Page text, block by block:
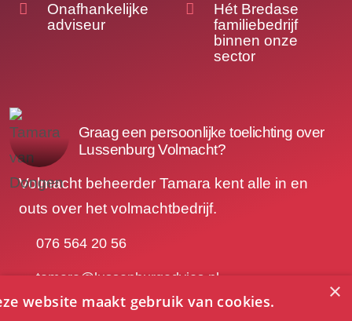
Onafhankelijke
adviseur
Hét Bredase
familiebedrijf
binnen onze
sector
Graag een persoonlijke toelichting over
Lussenburg Volmacht?
Volmacht beheerder Tamara kent alle in en
outs over het volmachtbedrijf.
076 564 20 56
tamara@lussenburgadvies.nl
×
website maakt gebruik van cookies.